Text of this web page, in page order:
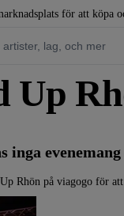
för att köpa
Up
inga
Rhön på viagogo för